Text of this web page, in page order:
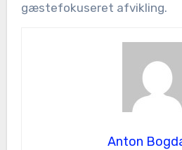
gæstefokuseret afvikling.
Anton